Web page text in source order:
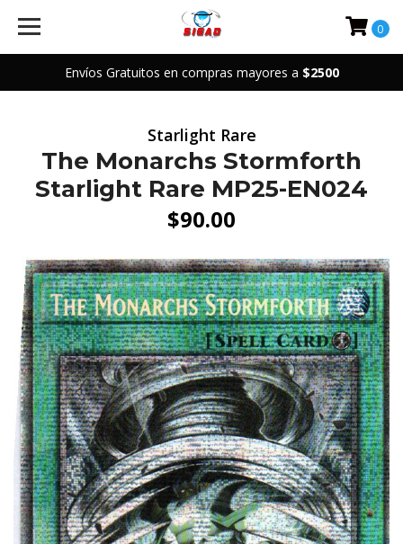
Envíos Gratuitos en compras mayores a $2500
0
Starlight Rare
The Monarchs Stormforth
Starlight Rare MP25-EN024
$90.00